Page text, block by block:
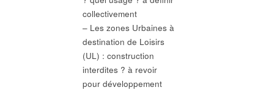
collectivement
– Les zones Urbaines à
destination de Loisirs
(UL) : construction
interdites ? à revoir
pour développement